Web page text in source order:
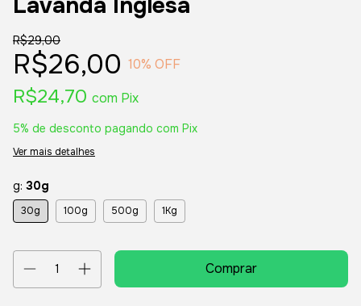
R$29,00
R$26,00 10% OFF
R$24,70 com Pix
5% de desconto pagando com Pix
Ver mais detalhes
g: 30g
30g 100g 500g 1Kg